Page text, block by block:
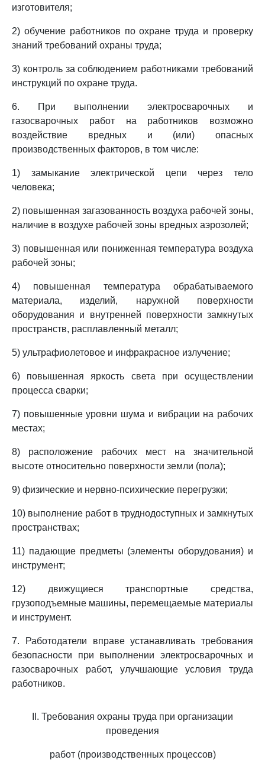
изготовителя;
2) обучение работников по охране труда и проверку
знаний требований охраны труда;
3) контроль за соблюдением работниками требований
инструкций по охране труда.
6. При выполнении электросварочных и
газосварочных работ на работников возможно
воздействие вредных и (или) опасных
производственных факторов, в том числе:
1) замыкание электрической цепи через тело
человека;
2) повышенная загазованность воздуха рабочей зоны,
наличие в воздухе рабочей зоны вредных аэрозолей;
3) повышенная или пониженная температура воздуха
рабочей зоны;
4) повышенная температура обрабатываемого
материала, изделий, наружной поверхности
оборудования и внутренней поверхности замкнутых
пространств, расплавленный металл;
5) ультрафиолетовое и инфракрасное излучение;
6) повышенная яркость света при осуществлении
процесса сварки;
7) повышенные уровни шума и вибрации на рабочих
местах;
8) расположение рабочих мест на значительной
высоте относительно поверхности земли (пола);
9) физические и нервно-психические перегрузки;
10) выполнение работ в труднодоступных и замкнутых
пространствах;
11) падающие предметы (элементы оборудования) и
инструмент;
12) движущиеся транспортные средства,
грузоподъемные машины, перемещаемые материалы
и инструмент.
7. Работодатели вправе устанавливать требования
безопасности при выполнении электросварочных и
газосварочных работ, улучшающие условия труда
работников.
II. Требования охраны труда при организации
проведения
работ (производственных процессов)